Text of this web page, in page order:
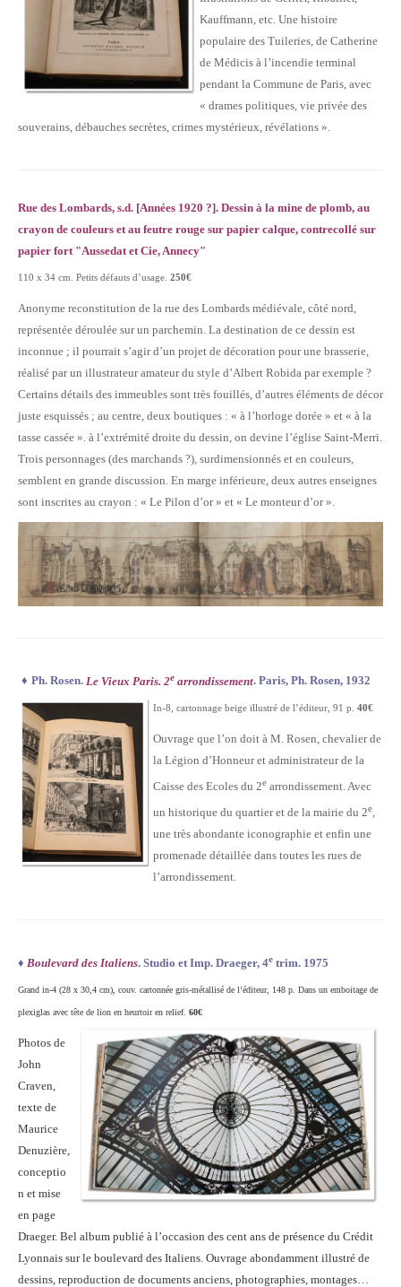
Kauffmann, etc. Une histoire
populaire des Tuileries, de Catherine
de Médicis à l’incendie terminal
pendant la Commune de Paris, avec
« drames politiques, vie privée des
souverains, débauches secrètes, crimes mystérieux, révélations ».
Rue des Lombards, s.d. [Années 1920 ?]. Dessin à la mine de plomb, au
crayon de couleurs et au feutre rouge sur papier calque, contrecollé sur
papier fort "Aussedat et Cie, Annecy"
110 x 34 cm. Petits défauts d’usage. 250€
Anonyme reconstitution de la rue des Lombards médiévale, côté nord,
représentée déroulée sur un parchemin. La destination de ce dessin est
inconnue ; il pourrait s’agir d’un projet de décoration pour une brasserie,
réalisé par un illustrateur amateur du style d’Albert Robida par exemple ?
Certains détails des immeubles sont très fouillés, d’autres éléments de décor
juste esquissés ; au centre, deux boutiques : « à l’horloge dorée » et « à la
tasse cassée ». à l’extrémité droite du dessin, on devine l’église Saint-Merri.
Trois personnages (des marchands ?), surdimensionnés et en couleurs,
semblent en grande discussion. En marge inférieure, deux autres enseignes
sont inscrites au crayon : « Le Pilon d’or » et « Le monteur d’or ».
♦ Ph. Rosen. Le Vieux Paris. 2e arrondissement. Paris, Ph. Rosen, 1932
In-8, cartonnage beige illustré de l’éditeur, 91 p. 40€
Ouvrage que l’on doit à M. Rosen, chevalier de
la Légion d’Honneur et administrateur de la
Caisse des Ecoles du 2e arrondissement. Avec
un historique du quartier et de la mairie du 2e,
une très abondante iconographie et enfin une
promenade détaillée dans toutes les rues de
l’arrondissement.
♦ Boulevard des Italiens. Studio et Imp. Draeger, 4e trim. 1975
Grand in-4 (28 x 30,4 cm), couv. cartonnée gris-métallisé de l’éditeur, 148 p. Dans un emboitage de
plexiglas avec tête de lion en heurtoir en relief. 60€
Photos de
John
Craven,
texte de
Maurice
Denuzière,
conceptio
n et mise
en page
Draeger. Bel album publié à l’occasion des cent ans de présence du Crédit
Lyonnais sur le boulevard des Italiens. Ouvrage abondamment illustré de
dessins, reproduction de documents anciens, photographies, montages…